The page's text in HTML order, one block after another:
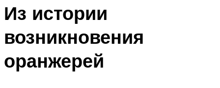
Из истории
возникновения
оранжерей